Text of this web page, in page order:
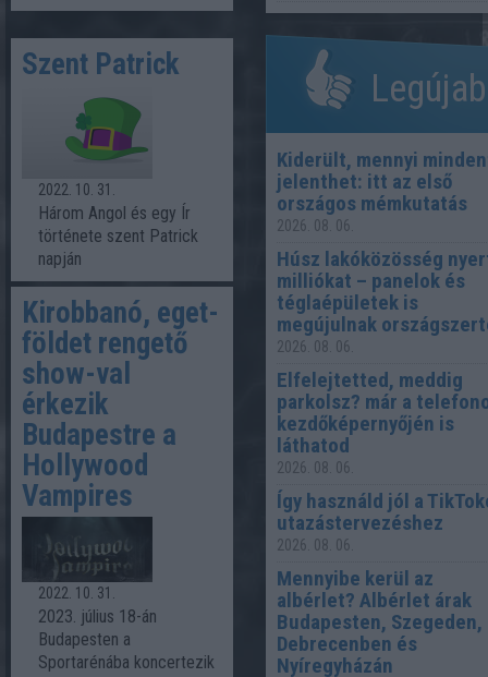
Szent Patrick
2022. 10. 31.
Három Angol és egy Ír
története szent Patrick
napján
Kirobbanó, eget-
földet rengető
show-val
érkezik
Budapestre a
Hollywood
Vampires
2022. 10. 31.
2023. július 18-án
Budapesten a
Sportarénába koncertezik
Kiderült, mennyi
jelenthet: itt az első
országos mémkutatás
2026. 08. 06.
Húsz lakóközösség
milliókat – panelok és
téglaépületek is
megújulnak
2026. 08. 06.
Elfelejtetted, meddig
parkolsz? már a
kezdőképernyőjén is
láthatod
2026. 08. 06.
Így használd jól a
utazástervezéshez
2026. 08. 06.
Mennyibe kerül az
albérlet? Albérlet árak
Budapesten, Szegeden,
Debrecenben és
Nyíregyházán